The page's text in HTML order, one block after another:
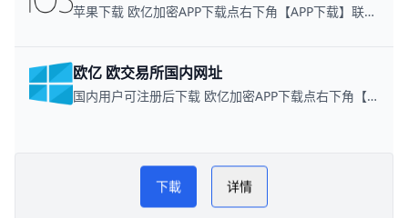
苹果下载 欧亿加密APP下载点右下角【APP下载】联系客服 每日更新可用链接
欧亿 欧交易所国内网址
国内用户可注册后下载 欧亿加密APP下载点右下角【APP下载】联系客服 每日更新可用链接
欧逸管家交易所网PLAY NOW
欧逸下载教程
下載 详情